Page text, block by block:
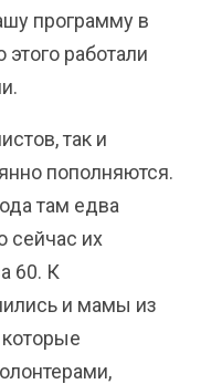
программу в
работали
так и
пополняются.
там едва
сейчас их
60. К
и мамы из